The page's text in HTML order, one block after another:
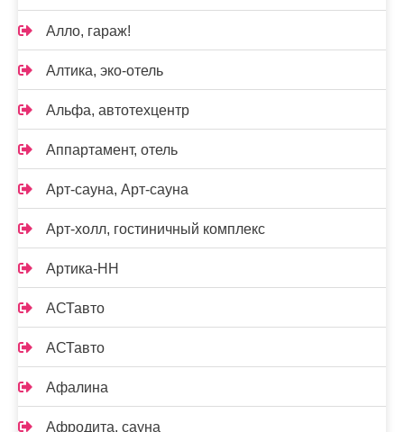
Алло, гараж!
Алтика, эко-отель
Альфа, автотехцентр
Аппартамент, отель
Арт-сауна, Арт-сауна
Арт-холл, гостиничный комплекс
Артика-НН
АСТавто
АСТавто
Афалина
Афродита, сауна